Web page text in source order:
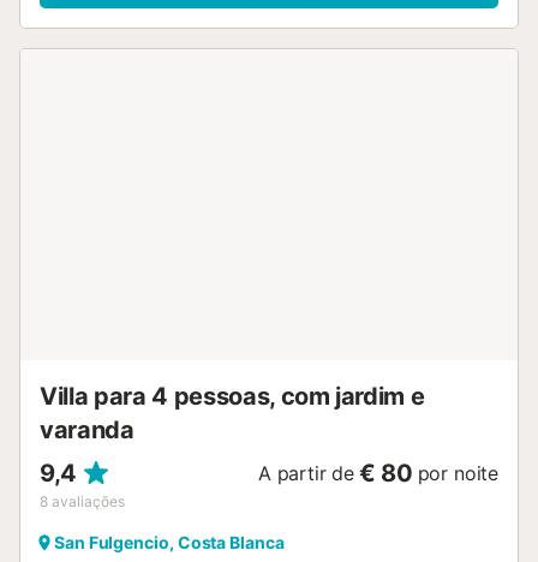
coberto. A localização é estratégica, rodeada de
Villa para 4 pessoas, com jardim e
varanda
9,4
8 avaliações
A partir de € 80 por noite
San Fulgencio, Costa Blanca